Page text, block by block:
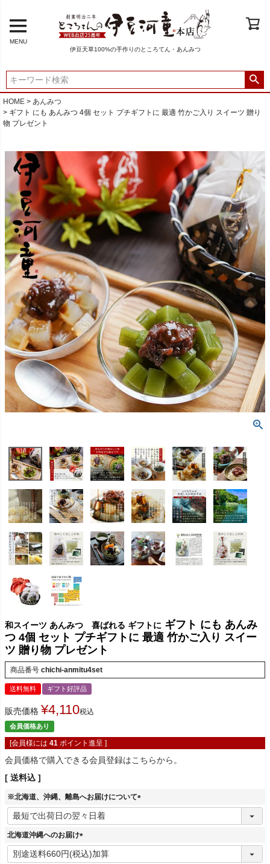
MENU
伊豆天草100%の手作りのところてん・あんみつ
HOME
あんみつ
ギフト にも あんみつ 4個 セット プチギフトに 最適 竹かご入り スイーツ 贈り
物 プレゼント
和スイーツ あんみつ 喜ばれる ギフトに ギフト にも あんみ
つ 4個 セット プチギフトに 最適 竹かご入り スイー
ツ 贈り物 プレゼント
商品番号 chichi-anmitu4set
送料無料 ギフト好評品
販売価格 ¥4,110税込
会員価格あり
[会員様には 41 ポイント進呈 ]
会員価格で購入できる会員登録はこちらから。
送料込
※北海道、沖縄、離島へお届けについて
(
北海道沖縄へのお届け
(
必